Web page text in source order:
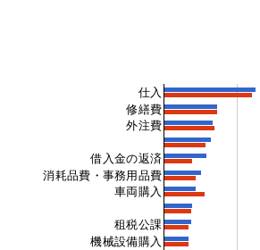
仕入
修繕費
外注費
借入金の返済
消耗品費・事務用品費
車両購入
租税公課
機械設備購入